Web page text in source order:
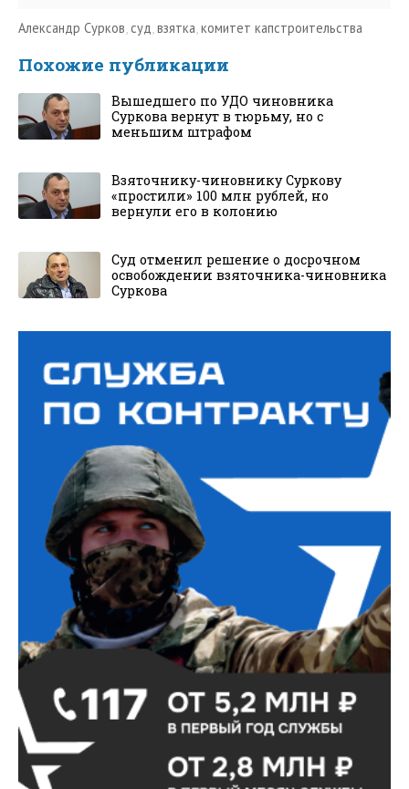
Александр Сурков, суд,взятка,комитет капстроительства
Похожие публикации
Вышедшего по УДО чиновника
Суркова вернут в тюрьму, но с
меньшим штрафом
Взяточнику-чиновнику Суркову
«простили» 100 млн рублей, но
вернули его в колонию
Суд отменил решение о досрочном
освобождении взяточника-чиновника
Суркова